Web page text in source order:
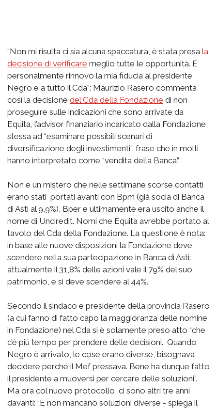
“Non mi risulta ci sia alcuna spaccatura, è stata presa la
decisione di verificare meglio tutte le opportunità. E
personalmente rinnovo la mia fiducia al presidente
Negro e a tutto il Cda”: Maurizio Rasero commenta
così la decisione del Cda della Fondazione di non
proseguire sulle indicazioni che sono arrivate da
Equita, l’advisor finanziario incaricato dalla Fondazione
stessa ad “esaminare possibili scenari di
diversificazione degli investimenti”, frase che in molti
hanno interpretato come “vendita della Banca”.
Non è un mistero che nelle settimane scorse contatti
erano stati portati avanti con Bpm (già socia di Banca
di Asti al 9,9%), Bper e ultimamente era uscito anche il
nome di Unciredit. Nomi che Equita avrebbe portato al
tavolo del Cda della Fondazione. La questione è nota:
in base alle nuove disposizioni la Fondazione deve
scendere nella sua partecipazione in Banca di Asti:
attualmente il 31,8% delle azioni vale il 79% del suo
patrimonio, e si deve scendere al 44%.
Secondo il sindaco e presidente della provincia Rasero
(a cui fanno di fatto capo la maggioranza delle nomine
in Fondazione) nel Cda si è solamente preso atto “che
c’è più tempo per prendere delle decisioni. Quando
Negro è arrivato, le cose erano diverse, bisognava
decidere perché il Mef pressava. Bene ha dunque fatto
il presidente a muoversi per cercare delle soluzioni”.
Ma ora col nuovo protocollo, ci sono altri tre anni
davanti: “E non mancano soluzioni diverse - spiega il